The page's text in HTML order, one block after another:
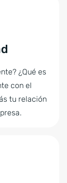
¿Qué es
con el
tu relación